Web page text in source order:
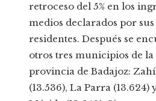
retroceso del 5% en los
medios declarados por sus
residentes. Después se
otros tres municipios de la
provincia de Badajoz:
(13.536), La Parra (13.624)